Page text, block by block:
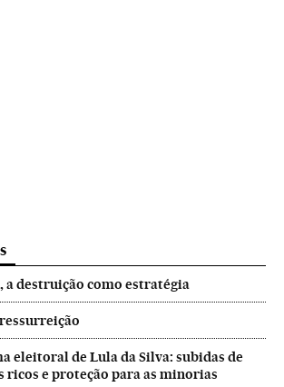
a destruição como estratégia
eleitoral de Lula da Silva: subidas de
ricos e proteção para as minorias